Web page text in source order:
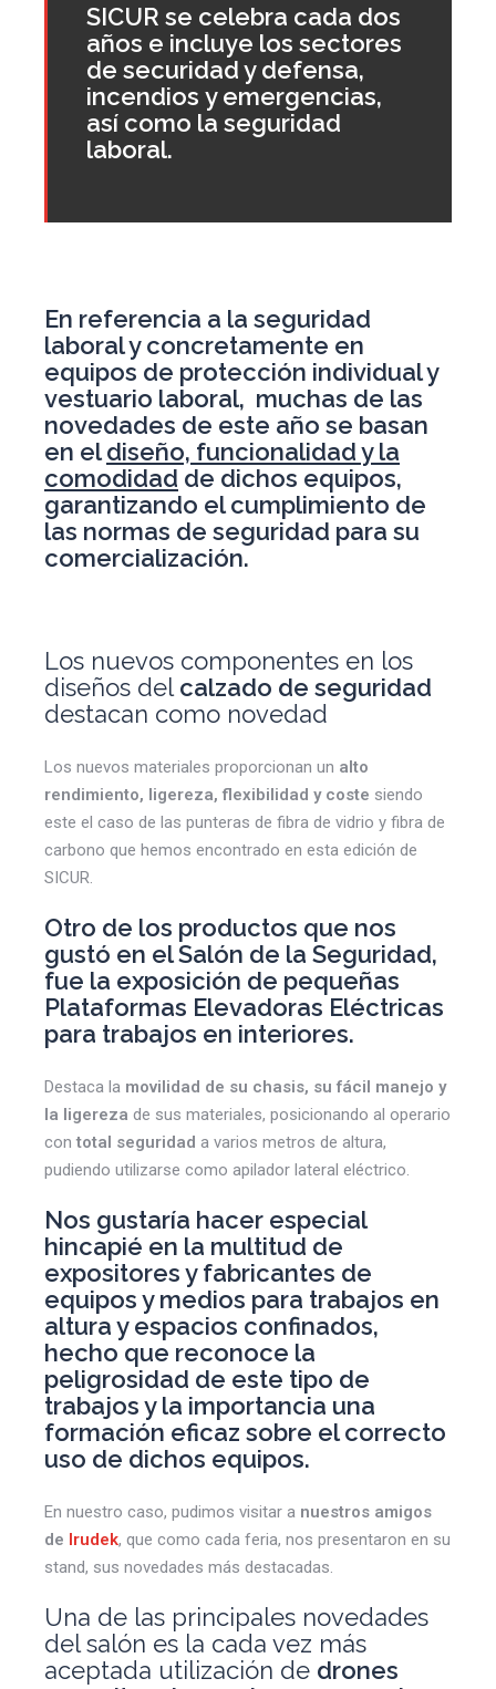
SICUR se celebra cada dos
años e incluye los sectores
de securidad y defensa,
incendios y emergencias,
así como la seguridad
laboral.
En referencia a la seguridad
laboral y concretamente en
equipos de protección individual y
vestuario laboral, muchas de las
novedades de este año se basan
en eldiseño, funcionalidad y la
comodidad de dichos equipos,
garantizando el cumplimiento de
las normas de seguridad para su
comercialización.
Los nuevos componentes en los
diseños del calzado de seguridad
destacan como novedad
Los nuevos materiales proporcionan un alto
rendimiento, ligereza, flexibilidad y coste siendo
este el caso de las punteras de fibra de vidrio y fibra de
carbono que hemos encontrado en esta edición de
SICUR.
Otro de los productos que nos
gustó en el Salón de la Seguridad,
fue la exposición de pequeñas
Plataformas Elevadoras Eléctricas
para trabajos en interiores.
Destaca la movilidad de su chasis, su fácil manejo y
la ligereza de sus materiales, posicionando al operario
contotal seguridad a varios metros de altura,
pudiendo utilizarse como apilador lateral eléctrico.
Nos gustaría hacer especial
hincapié en la multitud de
expositores y fabricantes de
equipos y medios para trabajos en
altura y espacios confinados,
hecho que reconoce la
peligrosidad de este tipo de
trabajos y la importancia una
formación eficaz sobre el correcto
uso de dichos equipos.
En nuestro caso, pudimos visitar a nuestros amigos
de Irudek, que como cada feria, nos presentaron en su
stand, sus novedades más destacadas.
Una de las principales novedades
del salón es la cada vez más
aceptada utilización de drones